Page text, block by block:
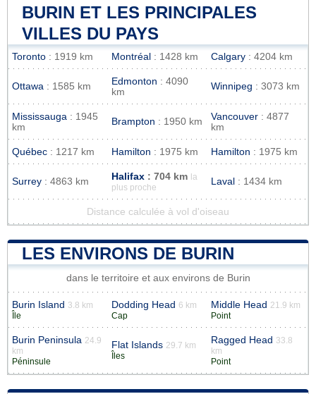
BURIN ET LES PRINCIPALES
VILLES DU PAYS
Toronto : 1919 km Montréal : 1428 km Calgary : 4204 km
Ottawa : 1585 km Edmonton : 4090
km
Winnipeg : 3073 km
Mississauga : 1945
km
Brampton : 1950 km Vancouver : 4877
km
Québec : 1217 km Hamilton : 1975 km Hamilton : 1975 km
Surrey : 4863 km Halifax : 704 km
la
plus proche
Laval : 1434 km
Distance calculée à vol d'oiseau
LES ENVIRONS DE BURIN
dans le territoire et aux environs de Burin
Burin Island 3.8 km
Île
Dodding Head 6 km
Cap
Middle Head 21.9 km
Point
Burin Peninsula 24.9
km
Péninsule
Flat Islands 29.7 km
Îles
Ragged Head 33.8
km
Point